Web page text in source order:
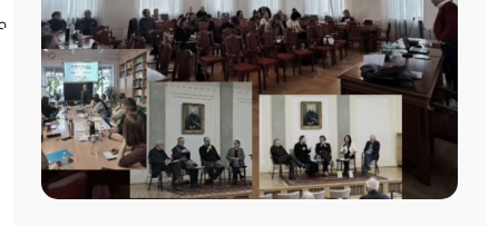
Poczta ibl.waw.pl
Kontakt